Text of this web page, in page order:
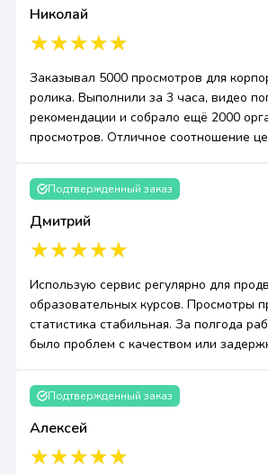
Николай
Заказывал 5000 просмотров для
ролика. Выполнили за 3 часа, видео
рекомендации и собрало ещё 2000
просмотров. Отличное соотношение
Подтвержденный заказ
Дмитрий
Использую сервис регулярно для
образовательных курсов. Просмотры
статистика стабильная. За полгода
было проблем с качеством или
Подтвержденный заказ
Алексей